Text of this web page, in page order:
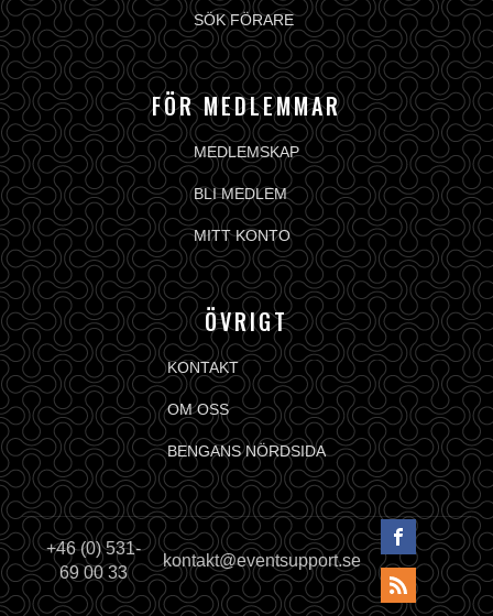
SÖK FÖRARE
FÖR MEDLEMMAR
MEDLEMSKAP
BLI MEDLEM
MITT KONTO
ÖVRIGT
KONTAKT
OM OSS
BENGANS NÖRDSIDA
+46 (0) 531-
69 00 33
kontakt@eventsupport.se